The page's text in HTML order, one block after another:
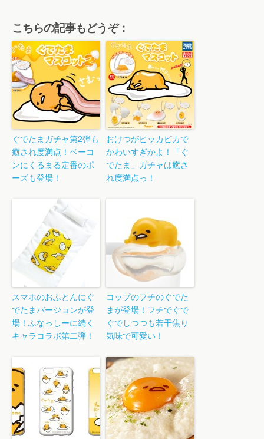
こちらの記事もどうぞ：
ぐでたまガチャ第2弾も
癒され度満点！ベーコ
ンにくるまる定番のポ
ーズも登場！
おけつがピッカピカで
かわいすぎかよ！「ぐ
でたま」ガチャは癒さ
れ度満点っ！
スマホのおふとんにぐ
でたまバージョンが登
場！ふなっしーに続く
キャラコラボ第二弾！
コップのフチのぐでた
まが登場！フチでぐで
ぐでしつつも若干焦り
気味で可愛い！